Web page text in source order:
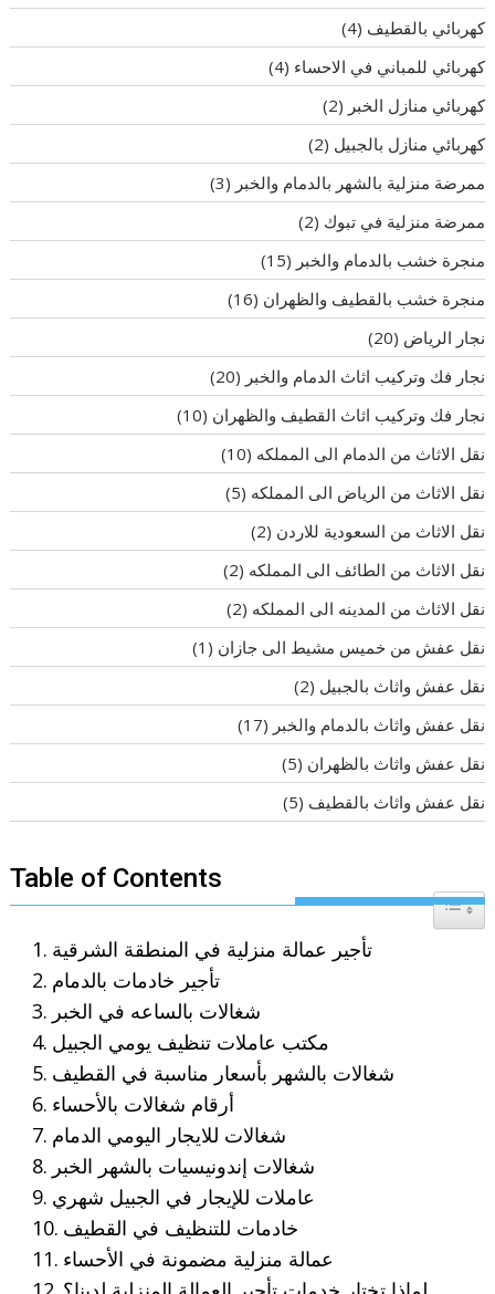
كهربائي بالقطيف (4)
كهربائي للمباني في الاحساء (4)
كهربائي منازل الخبر (2)
كهربائي منازل بالجبيل (2)
ممرضة منزلية بالشهر بالدمام والخبر (3)
ممرضة منزلية في تبوك (2)
منجرة خشب بالدمام والخبر (15)
منجرة خشب بالقطيف والظهران (16)
نجار الرياض (20)
نجار فك وتركيب اثاث الدمام والخبر (20)
نجار فك وتركيب اثاث القطيف والظهران (10)
نقل الاثاث من الدمام الى المملكه (10)
نقل الاثاث من الرياض الى المملكه (5)
نقل الاثاث من السعودية للاردن (2)
نقل الاثاث من الطائف الى المملكه (2)
نقل الاثاث من المدينه الى المملكه (2)
نقل عفش من خميس مشيط الى جازان (1)
نقل عفش واثاث بالجبيل (2)
نقل عفش واثاث بالدمام والخبر (17)
نقل عفش واثاث بالظهران (5)
نقل عفش واثاث بالقطيف (5)
Table of Contents
Toggle
تأجير عمالة منزلية في المنطقة الشرقية
تأجير خادمات بالدمام
شغالات بالساعه في الخبر
مكتب عاملات تنظيف يومي الجبيل
شغالات بالشهر بأسعار مناسبة في القطيف
أرقام شغالات بالأحساء
شغالات للايجار اليومي الدمام
شغالات إندونيسيات بالشهر الخبر
عاملات للإيجار في الجبيل شهري
خادمات للتنظيف في القطيف
عمالة منزلية مضمونة في الأحساء